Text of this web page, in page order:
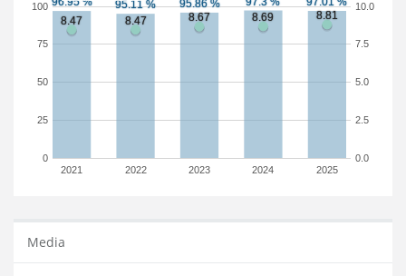
2021 2022 2023 2024 2025
0
25
50
75
100
0.0
2.5
5.0
7.5
10.0
Media